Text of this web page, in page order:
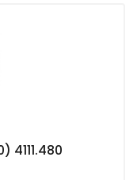
4111.480